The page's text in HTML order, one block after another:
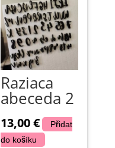
Raziaca
abeceda 2
13,00€
Přidat
do košíku